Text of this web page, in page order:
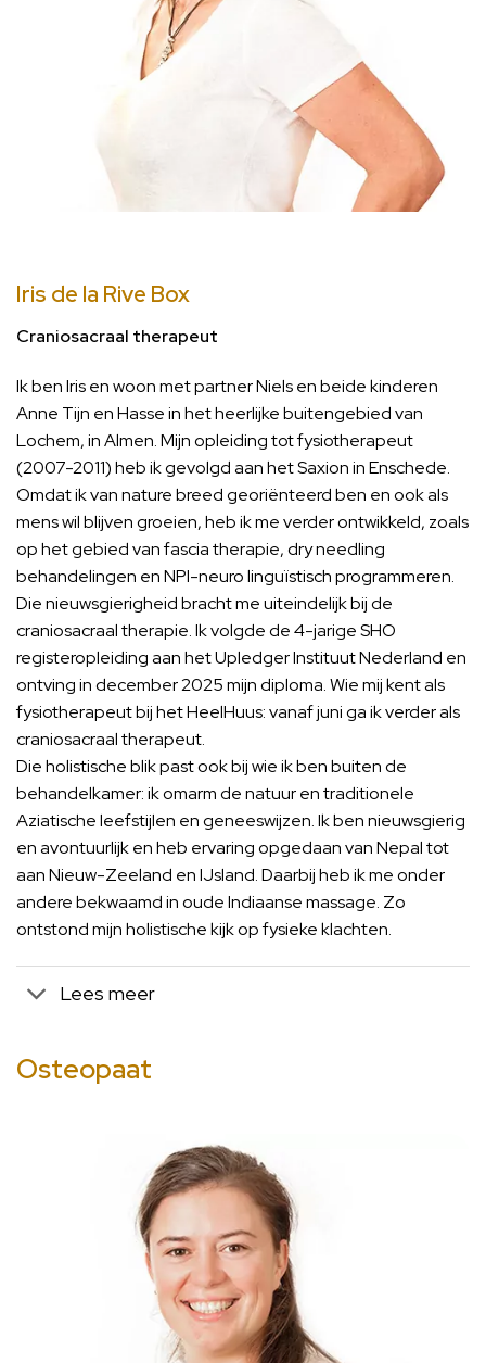
Iris de la Rive Box
Craniosacraal therapeut
Ik ben Iris en woon met partner Niels en beide kinderen
Anne Tijn en Hasse in het heerlijke buitengebied van
Lochem, in Almen. Mijn opleiding tot fysiotherapeut
(2007-2011) heb ik gevolgd aan het Saxion in Enschede.
Omdat ik van nature breed georiënteerd ben en ook als
mens wil blijven groeien, heb ik me verder ontwikkeld, zoals
op het gebied van fascia therapie, dry needling
behandelingen en NPI-neuro linguïstisch programmeren.
Die nieuwsgierigheid bracht me uiteindelijk bij de
craniosacraal therapie. Ik volgde de 4-jarige SHO
registeropleiding aan het Upledger Instituut Nederland en
ontving in december 2025 mijn diploma. Wie mij kent als
fysiotherapeut bij het HeelHuus: vanaf juni ga ik verder als
craniosacraal therapeut.
Die holistische blik past ook bij wie ik ben buiten de
behandelkamer: ik omarm de natuur en traditionele
Aziatische leefstijlen en geneeswijzen. Ik ben nieuwsgierig
en avontuurlijk en heb ervaring opgedaan van Nepal tot
aan Nieuw-Zeeland en IJsland. Daarbij heb ik me onder
andere bekwaamd in oude Indiaanse massage. Zo
ontstond mijn holistische kijk op fysieke klachten.
Lees meer
Osteopaat